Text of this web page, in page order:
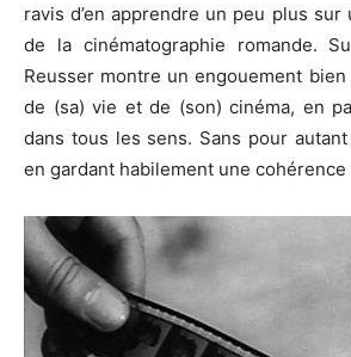
ravis d’en apprendre un peu plus
de la cinématographie romande.
Reusser montre un engouement
de (sa) vie et de (son) cinéma, en
dans tous les sens. Sans pour
en gardant habilement une cohérence